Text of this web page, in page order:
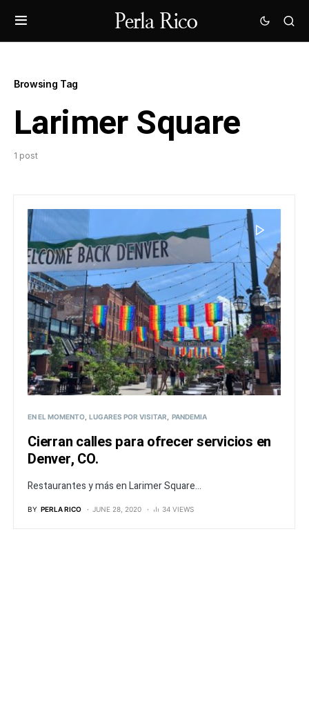
Browsing Tag
Larimer Square
1 post
EN EL MOMENTO LUGARES POR VISITAR PANDEMIA
Cierran calles para ofrecer servicios en
Denver, CO.
Restaurantes y más en Larimer Square...
BY PERLA RICO JUNE 28, 2020 34 VIEWS